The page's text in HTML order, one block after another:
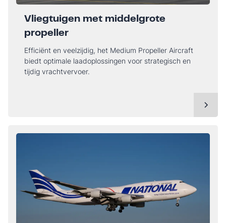
Vliegtuigen met middelgrote
propeller
Efficiënt en veelzijdig, het Medium Propeller Aircraft
biedt optimale laadoplossingen voor strategisch en
tijdig vrachtvervoer.